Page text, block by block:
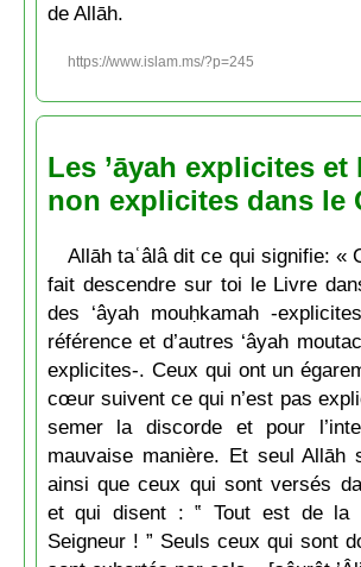
de Allāh.
https://www.islam.ms/?p=245
Les ’āyah explicites et
non explicites dans le
Allāh taʿâlâ dit ce qui signifie: «
fait descendre sur toi le Livre
des ‘âyah mouḥkamah -
référence et d’autres ‘âyah
explicites-. Ceux qui ont un
cœur suivent ce qui n’est pas
semer la discorde et pour
mauvaise manière. Et seul Allāh
ainsi que ceux qui sont versés
et qui disent : ‟ Tout est de la
Seigneur ! ” Seuls ceux qui sont